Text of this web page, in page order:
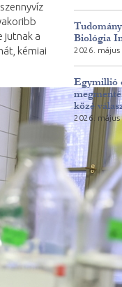
jutnak a
kémiai
Biológia
2026. május
Egymillió
közé
2026. május